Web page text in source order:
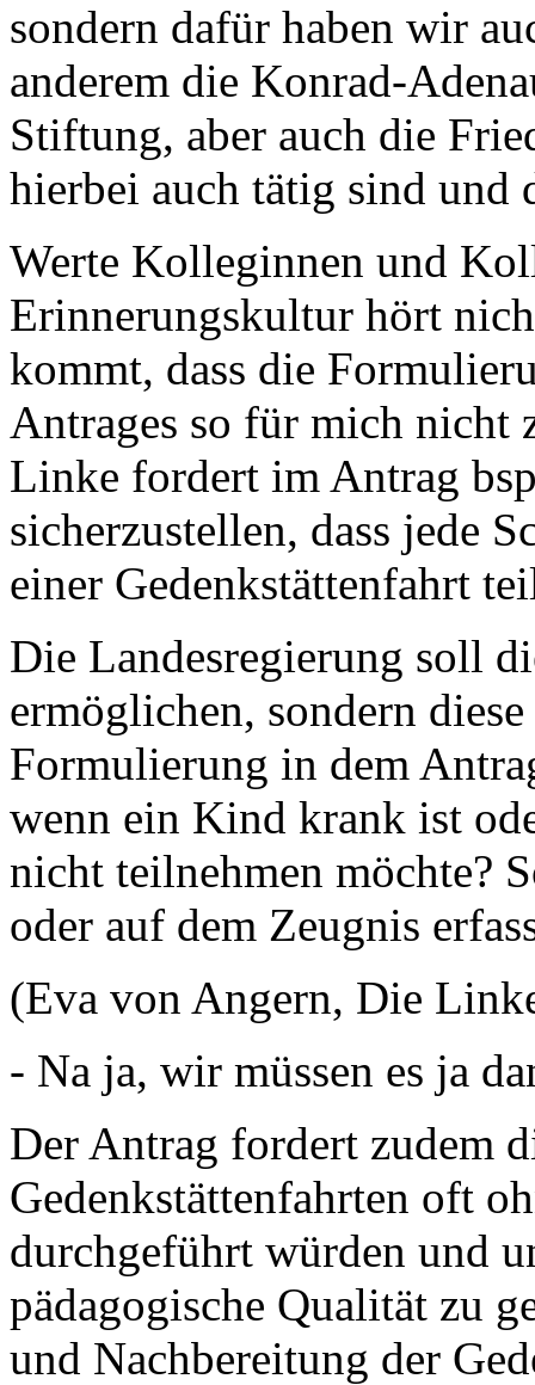
sondern dafür haben wir
anderem die Konrad-
Stiftung, aber auch die
hierbei auch tätig sind und
Werte Kolleginnen und
Erinnerungskultur hört
kommt, dass die
Antrages so für mich nicht
Linke fordert im Antrag
sicherzustellen, dass jede
einer Gedenkstättenfahrt
Die Landesregierung soll
ermöglichen, sondern
Formulierung in dem
wenn ein Kind krank ist
nicht teilnehmen möchte?
oder auf dem Zeugnis
(Eva von Angern, Die
- Na ja, wir müssen es ja
Der Antrag fordert zudem
Gedenkstättenfahrten oft
durchgeführt würden und
pädagogische Qualität zu
und Nachbereitung der